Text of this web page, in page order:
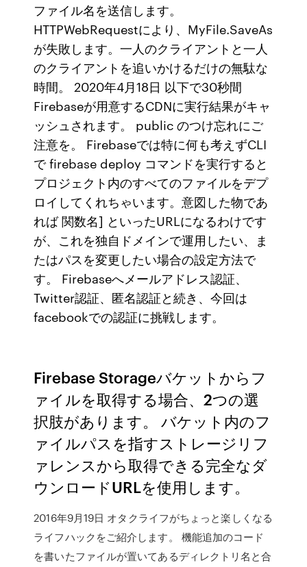
ファイル名を送信します。
HTTPWebRequestにより、MyFile.SaveAs
が失敗します。一人のクライアントと一人
のクライアントを追いかけるだけの無駄な
時間。 2020年4月18日 以下で30秒間
Firebaseが用意するCDNに実行結果がキャ
ッシュされます。 public のつけ忘れにご
注意を。 Firebaseでは特に何も考えずCLI
で firebase deploy コマンドを実行すると
プロジェクト内のすべてのファイルをデプ
ロイしてくれちゃいます。意図した物であ
れば 関数名] といったURLになるわけです
が、これを独自ドメインで運用したい、ま
たはパスを変更したい場合の設定方法で
す。 Firebaseへメールアドレス認証、
Twitter認証、匿名認証と続き、今回は
facebookでの認証に挑戦します。
Firebase Storageバケットからフ
ァイルを取得する場合、2つの選
択肢があります。 バケット内のフ
ァイルパスを指すストレージリフ
ァレンスから取得できる完全なダ
ウンロードURLを使用します。
2016年9月19日 オタクライフがちょっと楽しくなる
ライフハックをご紹介します。 機能追加のコード
を書いたファイルが置いてあるディレクトリ名と合